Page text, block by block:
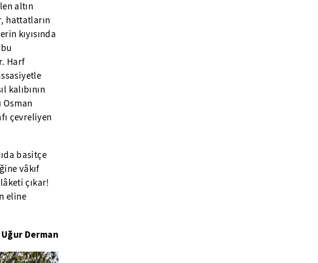
altın
hattatların
kıyısında
Harf
kalıbının
Osman
çevreliyen
basitçe
vâkıf
çıkar!
eline
Derman